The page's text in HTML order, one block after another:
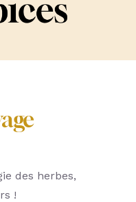
des herbes,
!